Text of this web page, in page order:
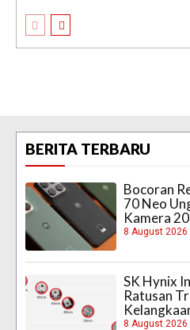
BERITA TERBARU
Bocoran
70 Neo
Kamera
8 August 2026
SK Hynix
Ratusan
8 August 2026